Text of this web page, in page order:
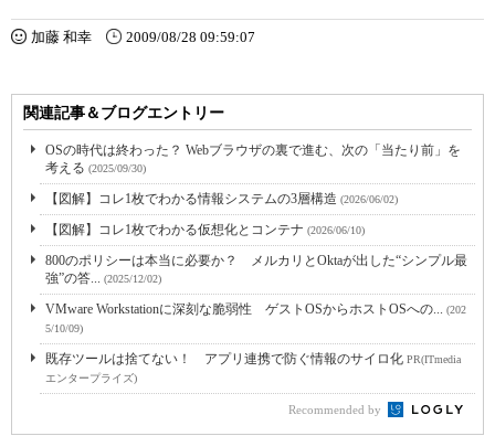
加藤 和幸 2009/08/28 09:59:07
関連記事＆ブログエントリー
OSの時代は終わった？ Webブラウザの裏で進む、次の「当たり前」を
考える (2025/09/30)
【図解】コレ1枚でわかる情報システムの3層構造 (2026/06/02)
【図解】コレ1枚でわかる仮想化とコンテナ (2026/06/10)
800のポリシーは本当に必要か？ メルカリとOktaが出した“シンプル最
強”の答... (2025/12/02)
VMware Workstationに深刻な脆弱性 ゲストOSからホストOSへの... (202
5/10/09)
既存ツールは捨てない！ アプリ連携で防ぐ情報のサイロ化 PR(ITmedia
エンタープライズ)
Recommended by